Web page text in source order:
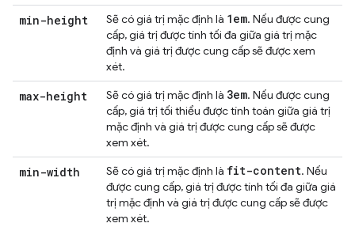
min-height Sẽ có giá trị mặc định là 1em. Nếu được cung
cấp, giá trị được tính tối đa giữa giá trị mặc
định và giá trị được cung cấp sẽ được xem
xét.
max-height Sẽ có giá trị mặc định là 3em. Nếu được cung
cấp, giá trị tối thiểu được tính toán giữa giá trị
mặc định và giá trị được cung cấp sẽ được
xem xét.
min-width Sẽ có giá trị mặc định là fit-content. Nếu
được cung cấp, giá trị được tính tối đa giữa giá
trị mặc định và giá trị được cung cấp sẽ được
xem xét.